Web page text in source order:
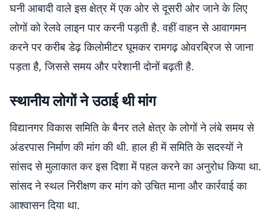
घनी आबादी वाले इस क्षेत्र में एक ओर से दूसरी ओर जाने के लिए
लोगों को रेलवे लाइन पार करनी पड़ती है. वहीं वाहन से आवागमन
करने पर करीब डेढ़ किलोमीटर घूमकर रामगढ़ ओवरब्रिज से जाना
पड़ता है, जिससे समय और परेशानी दोनों बढ़ती है.
स्थानीय लोगों ने उठाई थी मांग
विद्यानगर विकास समिति के बैनर तले क्षेत्र के लोगों ने लंबे समय से
अंडरपास निर्माण की मांग की थी. हाल ही में समिति के सदस्यों ने
सांसद से मुलाकात कर इस दिशा में पहल करने का अनुरोध किया था.
सांसद ने स्थल निरीक्षण कर मांग को उचित माना और कार्रवाई का
आश्वासन दिया था.